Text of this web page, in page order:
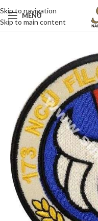
Skip to navigation
Skip to main content
MENU